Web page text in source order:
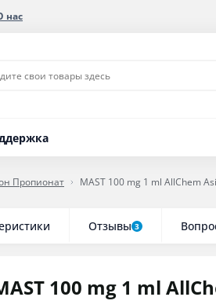
нас
Мастерон Энантат
Тестостерон
Тестостерон
Курс Станозолол
Пропионат MAST 100 mg 1 ml AllChem
Отзывы 3
100 mg 1 ml